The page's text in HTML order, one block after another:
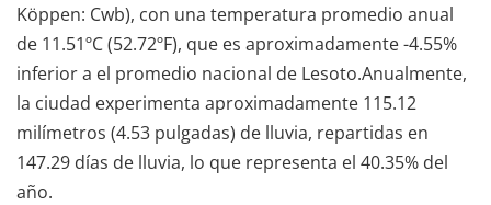
Köppen: Cwb), con una temperatura promedio anual
de 11.51ºC (52.72ºF), que es aproximadamente -4.55%
inferior a el promedio nacional de Lesoto.Anualmente,
la ciudad experimenta aproximadamente 115.12
milímetros (4.53 pulgadas) de lluvia, repartidas en
147.29 días de lluvia, lo que representa el 40.35% del
año.